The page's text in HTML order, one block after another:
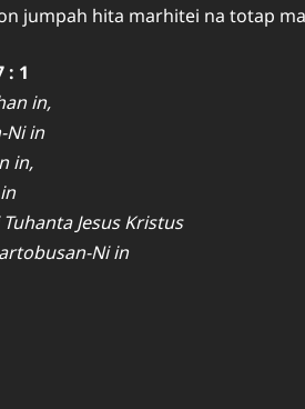
jumpah hita marhitei na totap
: 1
in,
Ni in
in,
Jesus Kristus
Ni in